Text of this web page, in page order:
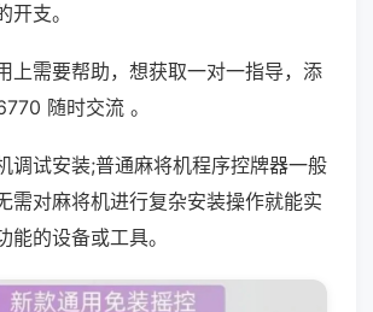
支。
上需要帮助，想获取一对一指导，添
随时交流 。
调试安装;普通麻将机程序控牌器一般
需对麻将机进行复杂安装操作就能实
能的设备或工具。